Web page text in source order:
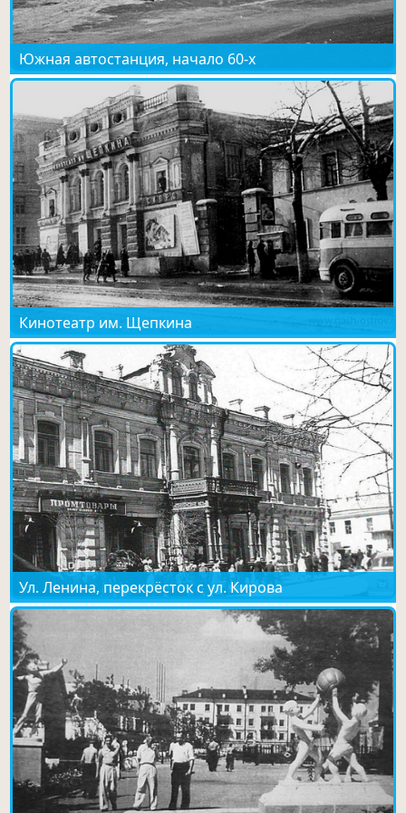
Южная автостанция, начало 60-х
Кинотеатр им. Щепкина
Ул. Ленина, перекрёсток с ул. Кирова